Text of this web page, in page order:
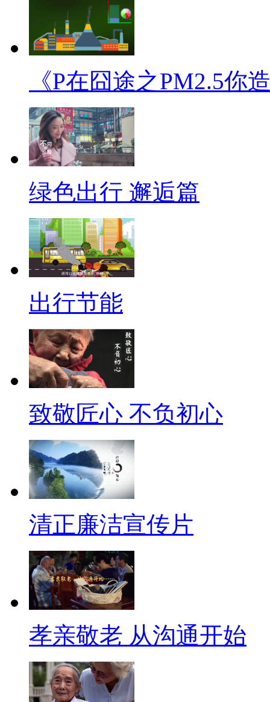
《P在囧途之PM2.5你
绿色出行 邂逅篇
出行节能
致敬匠心 不负初心
清正廉洁宣传片
孝亲敬老 从沟通开始